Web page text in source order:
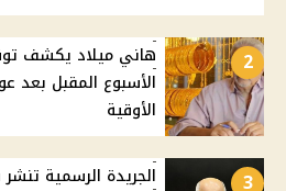
2
هاني ميلاد يكشف
الأسبوع المقبل بعد
الأوقية
3
الجريدة الرسمية تنشر